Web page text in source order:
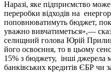
Наразі, яке підприємство може
переробки відходів на
поповнюватимуть бюджет,
уважно вивчатиметься»,—
селищний голова Юрій
його освоєння, то в цьому
15% з бюджету, інші джерела
банківських кредитів ЄБР чи